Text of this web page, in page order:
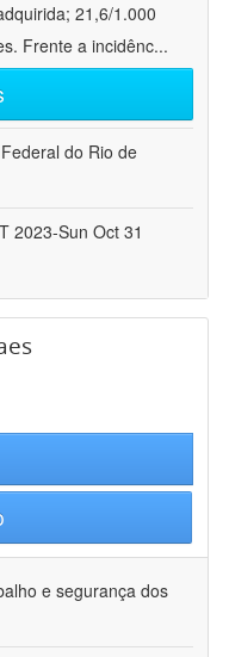
21,6/1.000
Frente a incidênc...
do Rio de
2023-Sun Oct 31
e segurança dos